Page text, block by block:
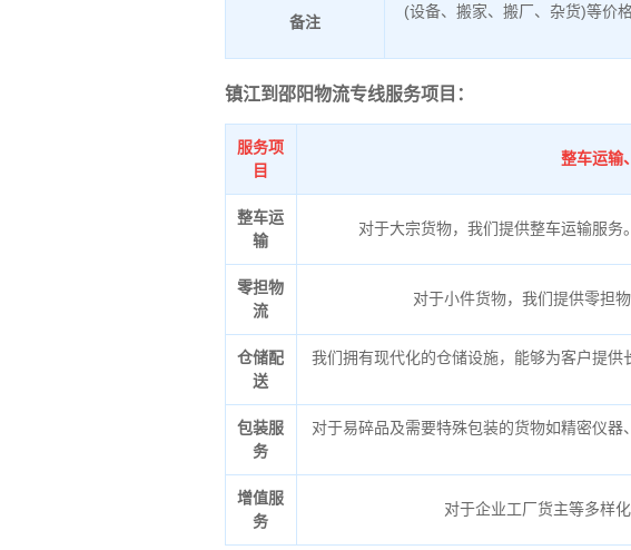
备注
(设备、搬家、搬厂、杂货)等价
镇江到邵阳物流专线服务项目：
服务项
目
整车运输
整车运
输
对于大宗货物，我们提供整车运输服务
零担物
流
对于小件货物，我们提供零担
仓储配
送
我们拥有现代化的仓储设施，能够为客户提供
包装服
务
对于易碎品及需要特殊包装的货物如精密仪
增值服
务
对于企业工厂货主等多样